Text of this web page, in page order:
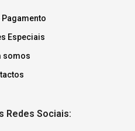
Pagamento
Especiais
somos
Redes Sociais: